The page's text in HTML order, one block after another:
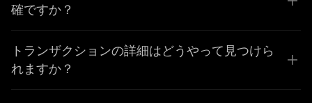
確ですか？
トランザクションの詳細はどうやって見つけら
れますか？